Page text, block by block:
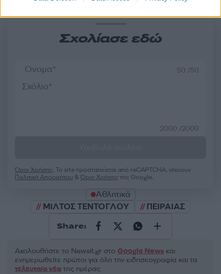
Σχολίασε εδώ
50 /50
2000 /2000
Όροι Χρήσης. Το site προστατεύεται από reCAPTCHA, ισχύουν
Πολιτική Απορρήτου &Όροι Χρήσης της Google.
Αθλητικά
ΜΙΛΤΟΣ ΤΕΝΤΟΓΛΟΥ
ΠΕΙΡΑΙΑΣ
Share:
Ακολουθήστε το Νewsit.gr στο Google News και
ενημερωθείτε πρώτοι για όλη την ειδησεογραφία και τα
τελευταία νέα της ημέρας